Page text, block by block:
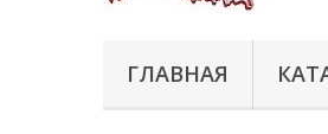
ГЛАВНАЯ